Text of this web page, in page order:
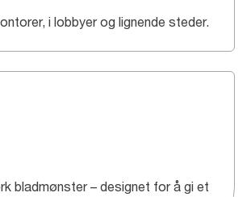
i lobbyer og lignende steder.
bladmønster – designet for å gi et